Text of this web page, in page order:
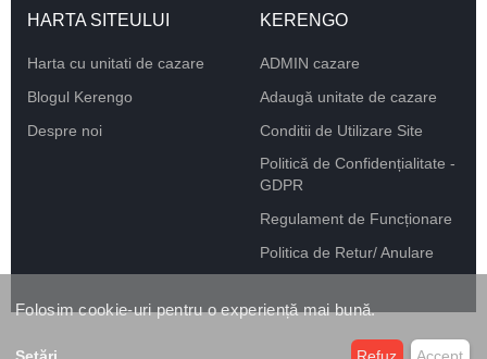
HARTA SITEULUI
Harta cu unitati de cazare
Blogul Kerengo
Despre noi
KERENGO
ADMIN cazare
Adaugă unitate de cazare
Conditii de Utilizare Site
Politică de Confidențialitate -
GDPR
Regulament de Funcționare
Politica de Retur/ Anulare
Folosim cookie-uri pentru o experiență mai bună.